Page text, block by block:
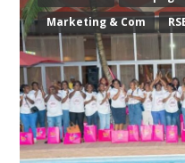
Marketing & Com